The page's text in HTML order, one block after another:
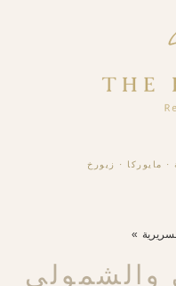
· مايوركا · زيورخ
والشمولي